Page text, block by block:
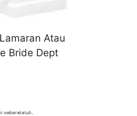
Atau
Bride Dept